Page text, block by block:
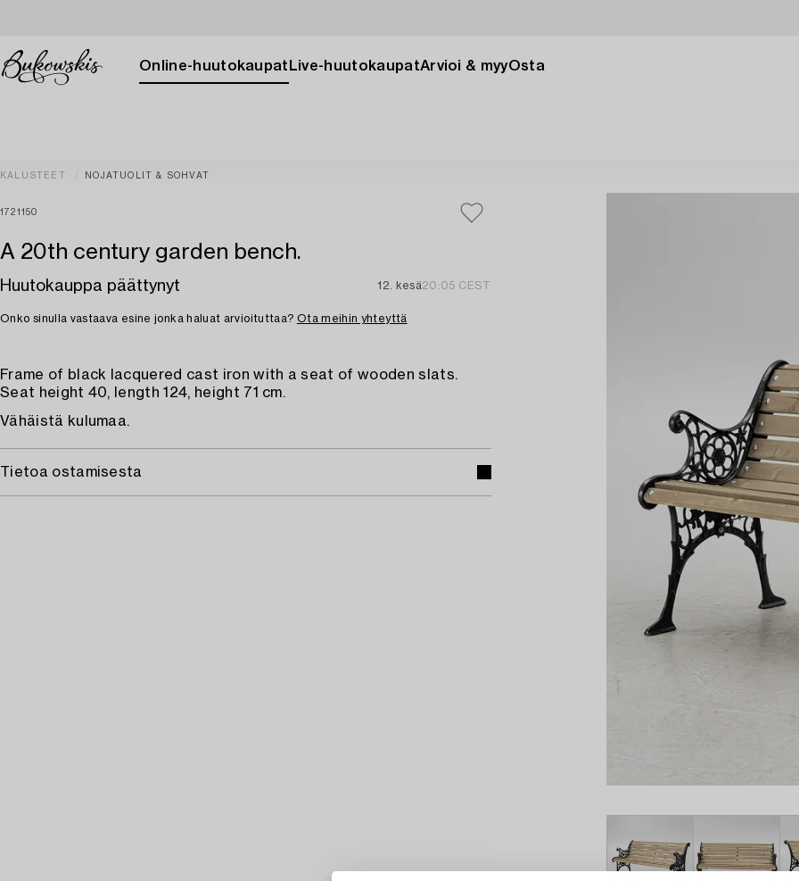
Online-huutokaupat Live-huutokaupatArvioi & myyOsta
KALUSTEET NOJATUOLIT & SOHVAT
1721150
A 20th century garden bench.
Huutokauppa päättynyt 12. kesä20:05 CEST
Onko sinulla vastaava esine jonka haluat arvioituttaa? Ota meihin yhteyttä
Frame of black lacquered cast iron with a seat of wooden slats.
Seat height 40, length 124, height 71 cm.
Vähäistä kulumaa.
Tietoa ostamisesta